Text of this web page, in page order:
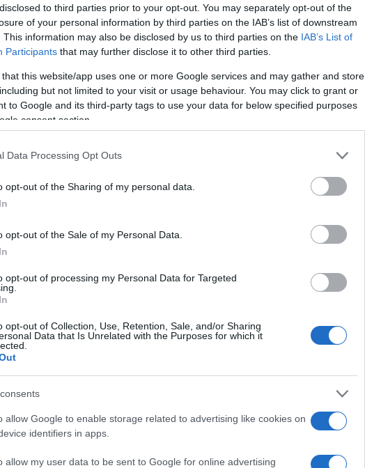
to third parties prior to your opt-out. You may separately opt-out of the
of your personal information by third parties on the IAB’s list of downstream
This information may also be disclosed by us to third parties on the IAB’s List of
Participants that may further disclose it to other third parties.
that this website/app uses one or more Google services and may gather and store
but not limited to your visit or usage behaviour. You may click to grant or
to Google and its third-party tags to use your data for below specified purposes
consent section.
Data Processing Opt Outs
opt-out of the Sharing of my personal data.
opt-out of the Sale of my Personal Data.
opt-out of processing my Personal Data for Targeted
opt-out of Collection, Use, Retention, Sale, and/or Sharing
Data that Is Unrelated with the Purposes for which it
allow Google to enable storage related to advertising like cookies on
identifiers in apps.
allow my user data to be sent to Google for online advertising
με την Ομοσπονδία - Ο.Ε.Β.Ε.Κ. στάθηκε
την προσφυγή του Δημοτικού Συμβούλου
προσφυγή του κ. Καρύδη ενώπιον της Ειδικής
νομικές πλημμέλειες και την έλλειψη
του Δημοτικού Συμβουλίου.
απόφαση της Επιτροπής του άρθρου 152, η οποία
παράνομη λόγω μη τήρησης των προβλεπομένων
ακυρωτικό δικαστήριο της χώρας , παρά
της.
και οι πολίτες της Κέρκυρας δεν μπορούν
ελλειμμάτων χωρίς διάλογο και νομιμότητα.
των παραγωγικών φορέων φέρνουν
ο Δήμος Κεντρικής Κέρκυρας και Διαποντίων
ευθύνες του. Οποιαδήποτε μελλοντική
θα πρέπει να βασίζεται σε ορθολογικά
όλα στον σεβασμό των νόμιμων διαδικασιών.
μας θα συνεχίσουν να επαγρυπνούν και να
συμφερόντων των μελών τους και της τοπικής